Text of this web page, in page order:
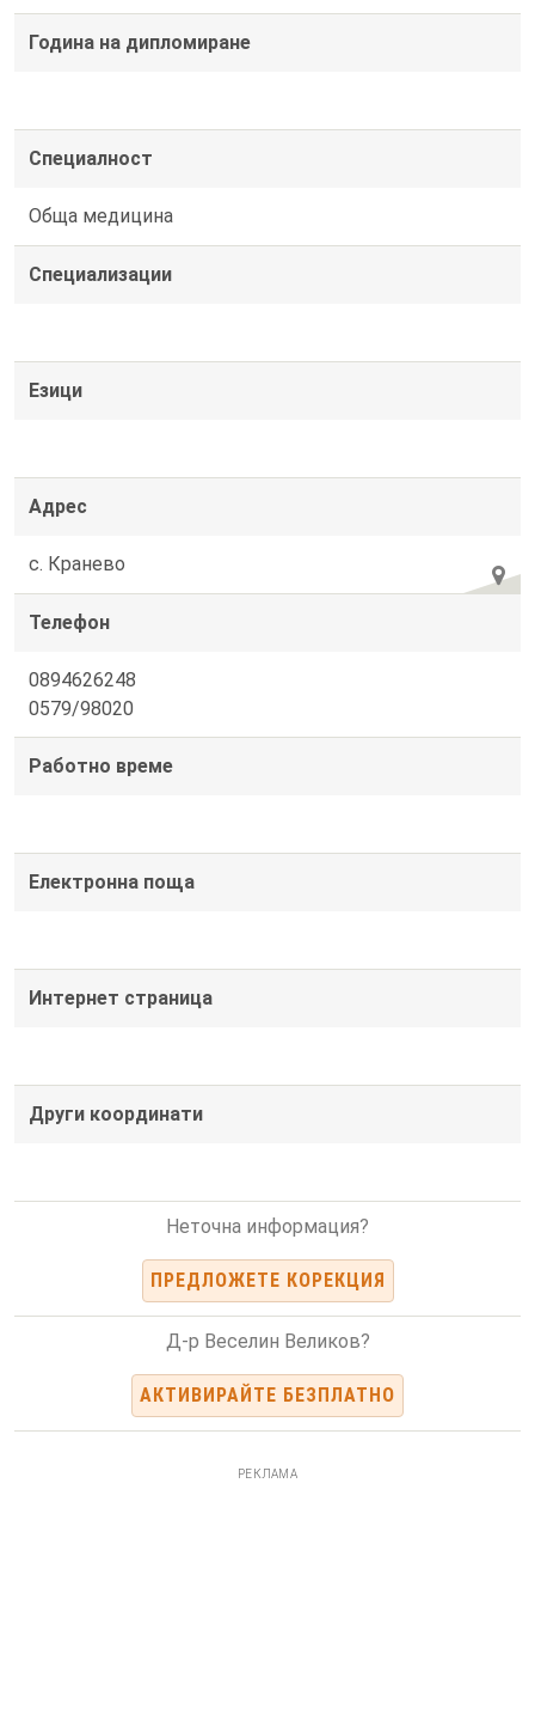
Година на дипломиране
Специалност
Обща медицина
Специализации
Езици
Адрес
с. Кранево
Телефон
0894626248
0579/98020
Работно време
Електронна поща
Интернет страница
Други координати
Неточна информация?
ПРЕДЛОЖЕТЕ КОРЕКЦИЯ
Д-р Веселин Великов?
АКТИВИРАЙТЕ БЕЗПЛАТНО
РЕКЛАМА